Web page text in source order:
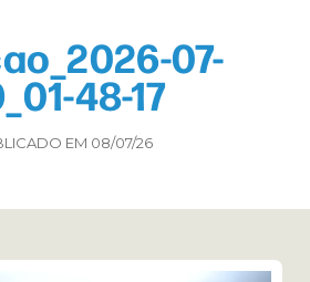
07-
48-17
EM 08/07/26